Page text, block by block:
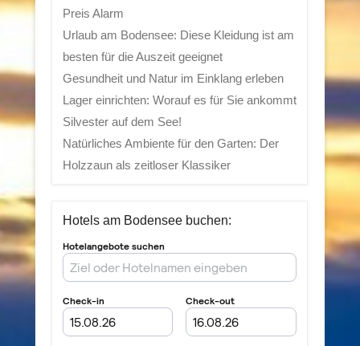
Preis Alarm
Urlaub am Bodensee: Diese Kleidung ist am
besten für die Auszeit geeignet
Gesundheit und Natur im Einklang erleben
Lager einrichten: Worauf es für Sie ankommt
Silvester auf dem See!
Natürliches Ambiente für den Garten: Der
Holzzaun als zeitloser Klassiker
Hotels am Bodensee buchen: